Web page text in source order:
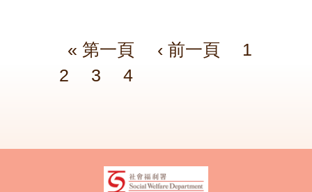
Pagination
First page
« 第一頁 Previous page
‹ 前一頁 頁面
1
2
頁面
3 頁面
4